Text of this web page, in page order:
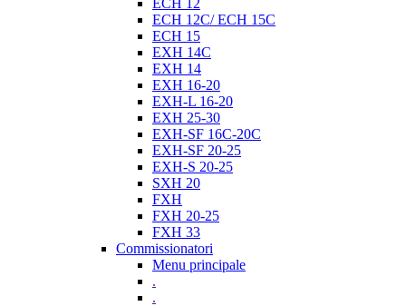
ECH 12
ECH 12C/ ECH 15C
ECH 15
EXH 14C
EXH 14
EXH 16-20
EXH-L 16-20
EXH 25-30
EXH-SF 16C-20C
EXH-SF 20-25
EXH-S 20-25
SXH 20
FXH
FXH 20-25
FXH 33
Commissionatori
Menu principale
.
.